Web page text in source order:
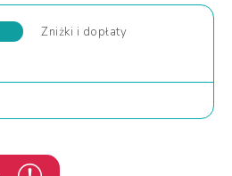
Zniżki i dopłaty